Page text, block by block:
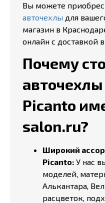
Вы можете
авточехлы для
магазин в
онлайн с доставкой
Почему
Picanto
salon.ru?
Широкий
Picanto: У нас
моделей,
Алькантара,
расцветок,